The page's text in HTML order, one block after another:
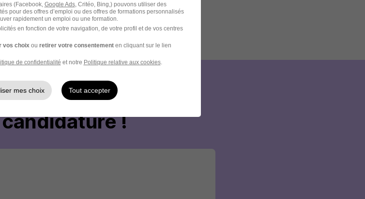
RM-8210
Hellowork et
!
(Facebook, Google Ads, Critéo, Bing,) pouvons utiliser des
pour des offres d’emploi ou des offres de formations personnalisés
rapidement un emploi ou une formation.
en fonction de votre navigation, de votre profil et de vos centres
vos choix ou retirer votre consentementen cliquant sur le lien
de confidentialité et notre Politique relative aux cookies.
mes choix Tout accepter